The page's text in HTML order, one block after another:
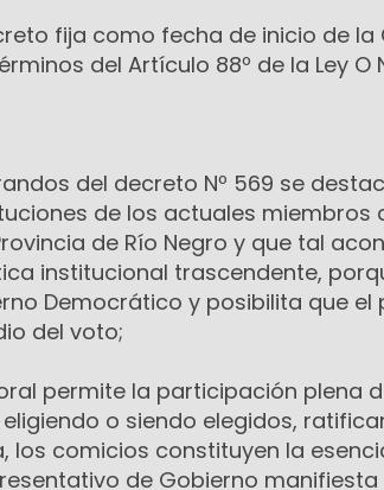
fija como fecha de inicio de
del Artículo 88º de la Ley O
del decreto Nº 569 se
de los actuales miembros
de Río Negro y que tal
institucional trascendente,
Democrático y posibilita que
del voto;
permite la participación plena
o siendo elegidos,
los comicios constituyen la
de Gobierno manifiesta